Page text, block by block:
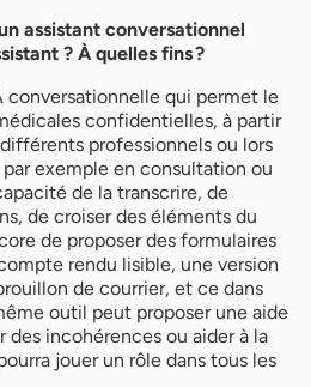
assistant conversationnel
? À quelles fins ?
conversationnelle qui permet le
confidentielles, à partir
professionnels ou lors
exemple en consultation ou
de la transcrire, de
de croiser des éléments du
de proposer des formulaires
rendu lisible, une version
de courrier, et ce dans
outil peut proposer une aide
des incohérences ou aider à la
jouer un rôle dans tous les